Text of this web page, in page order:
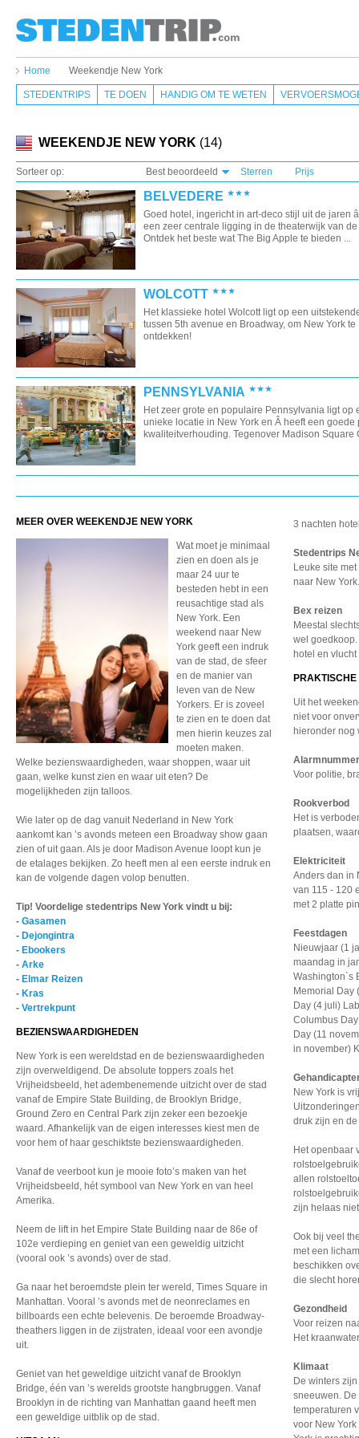
Home Weekendje New York
STEDENTRIPS TE DOEN HANDIG OM TE WETEN
WEEKENDJE NEW YORK (14)
Sorteer op: Best beoordeeld Sterren Prijs
BELVEDERE
Goed hotel, ingericht in art-deco stijl uit de jaren
een zeer centrale ligging in de theaterwijk van de
Ontdek het beste wat The Big Apple te bieden ...
WOLCOTT
Het klassieke hotel Wolcott ligt op een
tussen 5th avenue en Broadway, om New York te
ontdekken!
PENNSYLVANIA
Het zeer grote en populaire Pennsylvania ligt op
unieke locatie in New York en Â heeft een goede
kwaliteitverhouding. Tegenover Madison Square
MEER OVER WEEKENDJE NEW YORK
Wat moet je minimaal
zien en doen als je
maar 24 uur te
besteden hebt in een
reusachtige stad als
New York. Een
weekend naar New
York geeft een indruk
van de stad, de sfeer
en de manier van
leven van de New
Yorkers. Er is zoveel
te zien en te doen dat
men hierin keuzes zal
moeten maken.
Welke bezienswaardigheden, waar shoppen, waar uit
gaan, welke kunst zien en waar uit eten? De
mogelijkheden zijn talloos.
Wie later op de dag vanuit Nederland in New York
aankomt kan ’s avonds meteen een Broadway show gaan
zien of uit gaan. Als je door Madison Avenue loopt kun je
de etalages bekijken. Zo heeft men al een eerste indruk en
kan de volgende dagen volop benutten.
Tip! Voordelige stedentrips New York vindt u bij:
- Gasamen
- Dejongintra
- Ebookers
- Arke
- Elmar Reizen
- Kras
- Vertrekpunt
BEZIENSWAARDIGHEDEN
New York is een wereldstad en de bezienswaardigheden
zijn overweldigend. De absolute toppers zoals het
Vrijheidsbeeld, het adembenemende uitzicht over de stad
vanaf de Empire State Building, de Brooklyn Bridge,
Ground Zero en Central Park zijn zeker een bezoekje
waard. Afhankelijk van de eigen interesses kiest men de
voor hem of haar geschiktste bezienswaardigheden.
Vanaf de veerboot kun je mooie foto’s maken van het
Vrijheidsbeeld, hét symbool van New York en van heel
Amerika.
Neem de lift in het Empire State Building naar de 86e of
102e verdieping en geniet van een geweldig uitzicht
(vooral ook ’s avonds) over de stad.
Ga naar het beroemdste plein ter wereld, Times Square in
Manhattan. Vooral ’s avonds met de neonreclames en
billboards een echte belevenis. De beroemde Broadway-
theathers liggen in de zijstraten, ideaal voor een avondje
uit.
Geniet van het geweldige uitzicht vanaf de Brooklyn
Bridge, één van ’s werelds grootste hangbruggen. Vanaf
Brooklyn in de richting van Manhattan gaand heeft men
een geweldige uitblik op de stad.
3 nachten
Stedentrips
Leuke site
naar New
Bex reizen
Meestal
wel
hotel en
Uit het
niet voor
hieronder nog
Voor politie,
Rookverbod
Het is
plaatsen,
Elektriciteit
Anders dan in
van 115 - 120
met 2 platte
Feestdagen
Nieuwjaar (1
maandag in
Washington`s
Memorial Day
Day (4 juli)
Columbus
Day (11
in november)
New York is
druk zijn en
Het openbaar
allen
zijn helaas
Ook bij veel
met een
beschikken
die slecht
Gezondheid
Voor reizen
Het
Klimaat
De winters
sneeuwen.
temperaturen
voor New